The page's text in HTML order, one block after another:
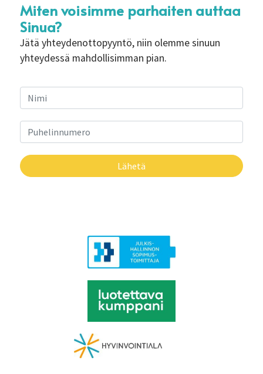
Miten voisimme parhaiten auttaa
Sinua?
Jätä yhteydenottopyyntö, niin olemme sinuun
yhteydessä mahdollisimman pian.
Lähetä